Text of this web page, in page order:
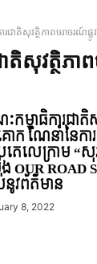
ជាតិសុវត្ថិភាពចរាចរណ៍ផ្លូ
តិសុវត្ថិភា
កម្មាធិការជាតិ
ោក ណែនាំនៃកា
តេលេក្រាម “សុ
OUR ROAD
នូវព័ត៌មាន
8, 2022